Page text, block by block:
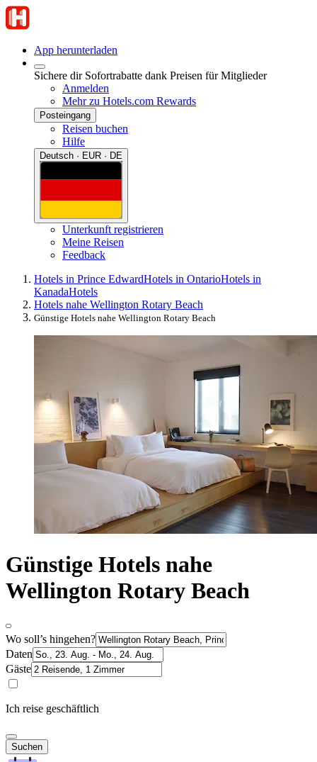
App herunterladen
Sichere dir Sofortrabatte dank Preisen für Mitglieder
Anmelden
Mehr zu Hotels.com Rewards
Posteingang
Reisen buchen
Hilfe
Deutsch · EUR · DE
Unterkunft registrieren
Meine Reisen
Feedback
Hotels in Prince EdwardHotels in OntarioHotels in
KanadaHotels
Hotels nahe Wellington Rotary Beach
Günstige Hotels nahe Wellington Rotary Beach
Günstige Hotels nahe
Wellington Rotary Beach
Wo soll’s hingehen?
Daten
Gäste
Ich reise geschäftlich
Suchen